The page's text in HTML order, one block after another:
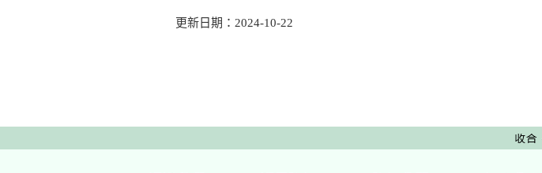
更新日期：2024-10-22